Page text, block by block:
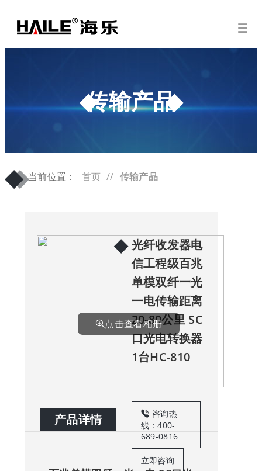
传输产品
◆
◆当前位置： 首页 // 传输产品
点击查看相册
◆ 光纤收发器电
信工程级百兆
单模双纤一光
一电传输距离
20-80公里 SC
口光电转换器
1台HC-810
咨询热
线：400-
689-0816
立即咨询
产品详情